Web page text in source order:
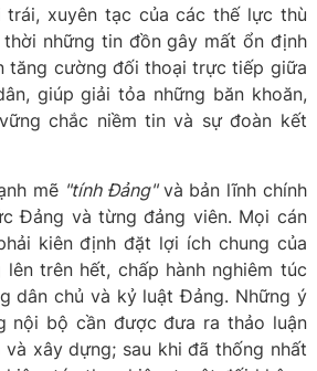
trái, xuyên tạc của các thế lực thù
những tin đồn gây mất ổn định
tăng cường đối thoại trực tiếp giữa
giúp giải tỏa những băn khoăn,
chắc niềm tin và sự đoàn kết
mẽ "tính Đảng"và bản lĩnh chính
Đảng và từng đảng viên. Mọi cán
kiên định đặt lợi ích chung của
trên hết, chấp hành nghiêm túc
dân chủ và kỷ luật Đảng. Những ý
nội bộ cần được đưa ra thảo luận
và xây dựng; sau khi đã thống nhất